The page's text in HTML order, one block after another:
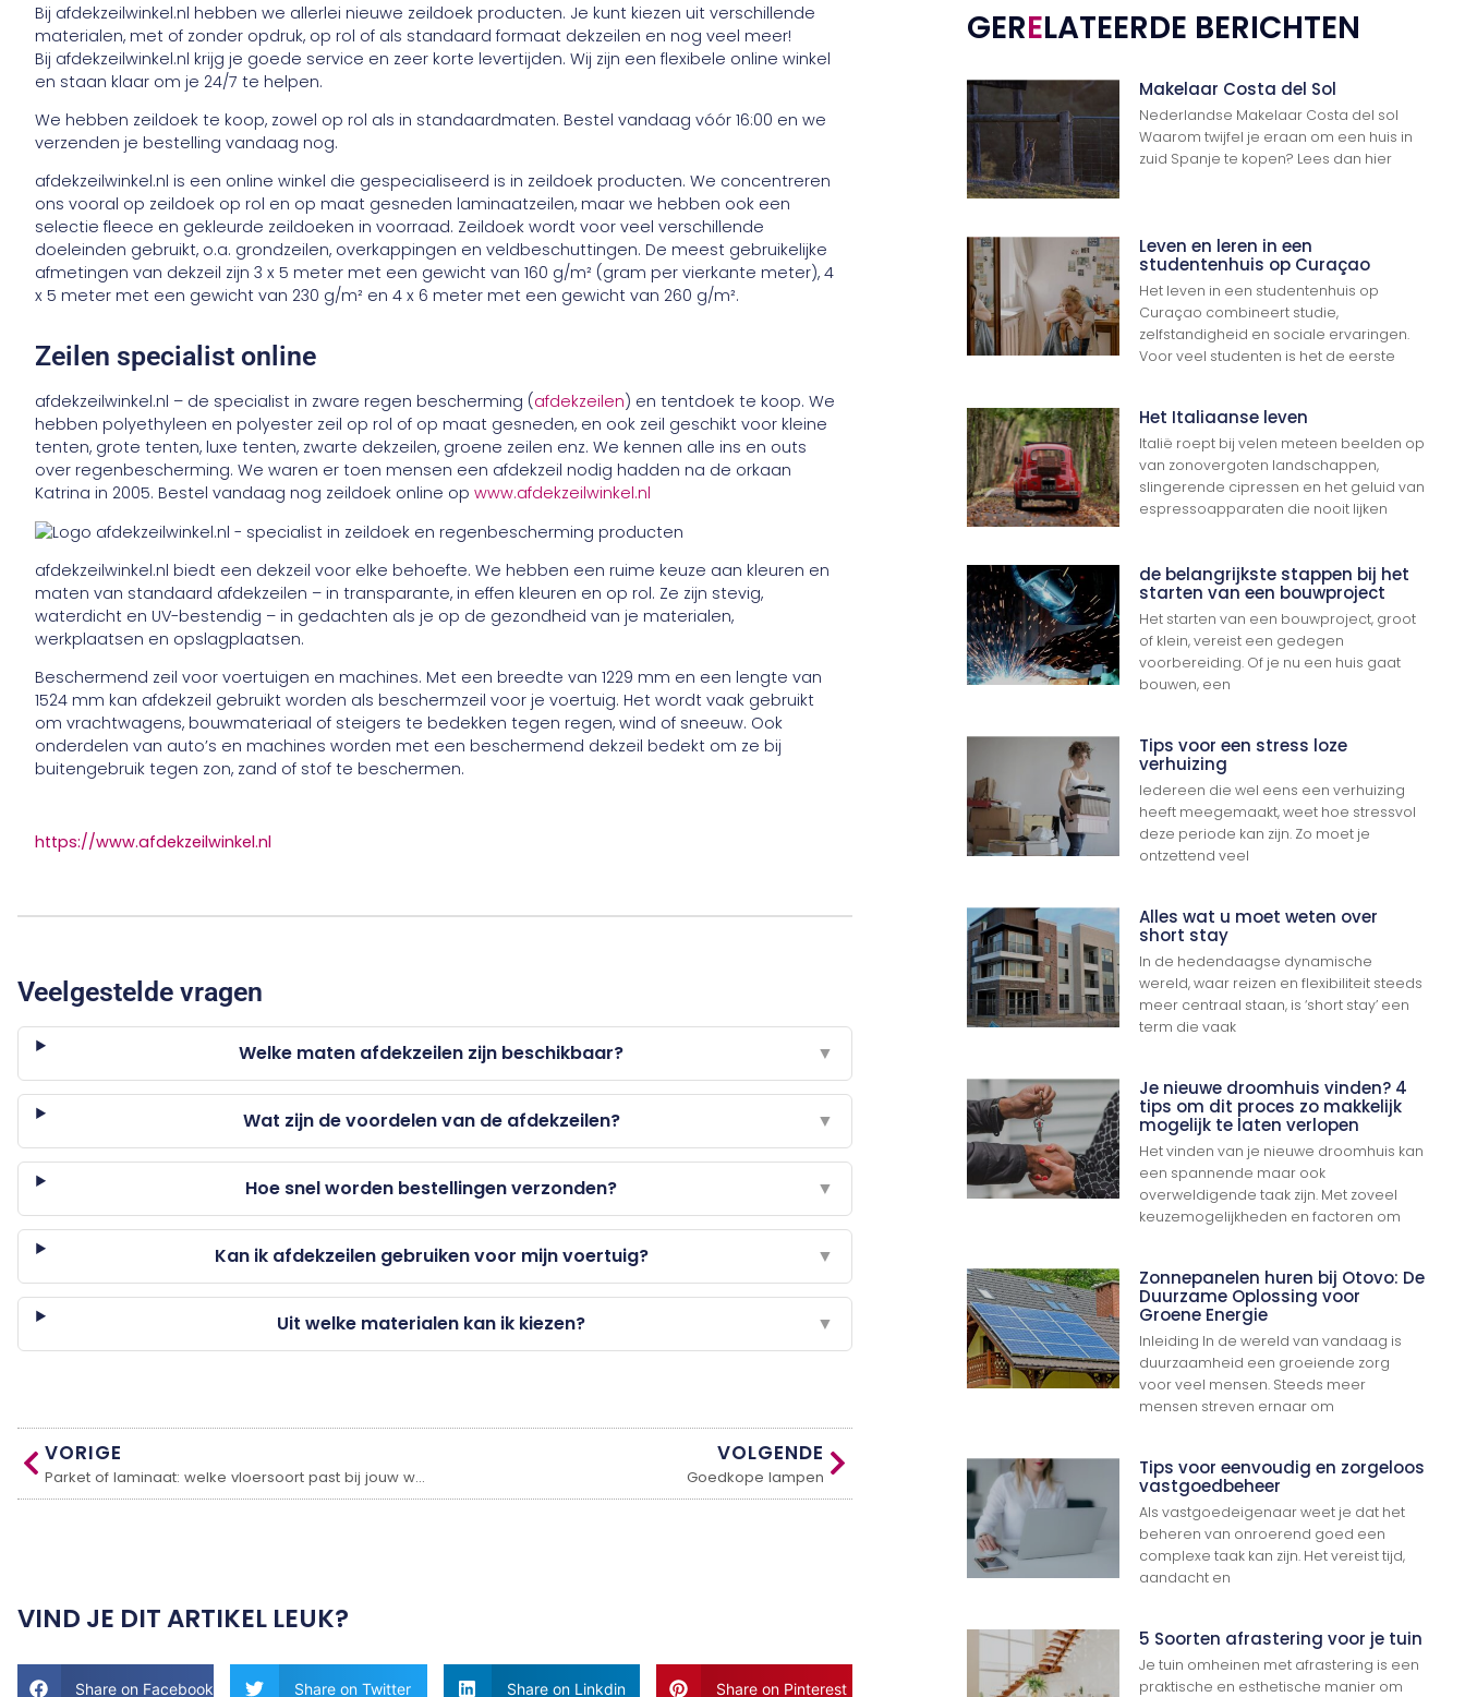
Ga Naar Boven
Bij afdekzeilwinkel.nl hebben we allerlei nieuwe zeildoek producten. Je kunt kiezen uit verschillende
materialen, met of zonder opdruk, op rol of als standaard formaat dekzeilen en nog veel meer!
Bij afdekzeilwinkel.nl krijg je goede service en zeer korte levertijden. Wij zijn een flexibele online winkel
en staan klaar om je 24/7 te helpen.
We hebben zeildoek te koop, zowel op rol als in standaardmaten. Bestel vandaag vóór 16:00 en we
verzenden je bestelling vandaag nog.
afdekzeilwinkel.nl is een online winkel die gespecialiseerd is in zeildoek producten. We concentreren
ons vooral op zeildoek op rol en op maat gesneden laminaatzeilen, maar we hebben ook een
selectie fleece en gekleurde zeildoeken in voorraad. Zeildoek wordt voor veel verschillende
doeleinden gebruikt, o.a. grondzeilen, overkappingen en veldbeschuttingen. De meest gebruikelijke
afmetingen van dekzeil zijn 3 x 5 meter met een gewicht van 160 g/m² (gram per vierkante meter), 4
x 5 meter met een gewicht van 230 g/m² en 4 x 6 meter met een gewicht van 260 g/m².
Zeilen specialist online
afdekzeilwinkel.nl – de specialist in zware regen bescherming (afdekzeilen) en tentdoek te koop. We
hebben polyethyleen en polyester zeil op rol of op maat gesneden, en ook zeil geschikt voor kleine
tenten, grote tenten, luxe tenten, zwarte dekzeilen, groene zeilen enz. We kennen alle ins en outs
over regenbescherming. We waren er toen mensen een afdekzeil nodig hadden na de orkaan
Katrina in 2005. Bestel vandaag nog zeildoek online opwww.afdekzeilwinkel.nl
afdekzeilwinkel.nl biedt een dekzeil voor elke behoefte. We hebben een ruime keuze aan kleuren en
maten van standaard afdekzeilen – in transparante, in effen kleuren en op rol. Ze zijn stevig,
waterdicht en UV-bestendig – in gedachten als je op de gezondheid van je materialen,
werkplaatsen en opslagplaatsen.
Beschermend zeil voor voertuigen en machines. Met een breedte van 1229 mm en een lengte van
1524 mm kan afdekzeil gebruikt worden als beschermzeil voor je voertuig. Het wordt vaak gebruikt
om vrachtwagens, bouwmateriaal of steigers te bedekken tegen regen, wind of sneeuw. Ook
onderdelen van auto’s en machines worden met een beschermend dekzeil bedekt om ze bij
buitengebruik tegen zon, zand of stof te beschermen.
https://www.afdekzeilwinkel.nl
Veelgestelde vragen
Welke maten afdekzeilen zijn beschikbaar? ▼
Wat zijn de voordelen van de afdekzeilen? ▼
Hoe snel worden bestellingen verzonden? ▼
Kan ik afdekzeilen gebruiken voor mijn voertuig? ▼
Uit welke materialen kan ik kiezen? ▼
VORIGE
Parket of laminaat: welke vloersoort past bij jouw woning?
VOLGENDE
Goedkope lampen
VIND JE DIT ARTIKEL LEUK?
Share on Facebook Share on Twitter Share on Linkdin Share on Pinterest
GERELATEERDE BERICHTEN
Makelaar Costa del Sol
Nederlandse Makelaar Costa del sol
Waarom twijfel je eraan om een huis in
zuid Spanje te kopen? Lees dan hier
Leven en leren in een
studentenhuis op Curaçao
Het leven in een studentenhuis op
Curaçao combineert studie,
zelfstandigheid en sociale ervaringen.
Voor veel studenten is het de eerste
Het Italiaanse leven
Italië roept bij velen meteen beelden op
van zonovergoten landschappen,
slingerende cipressen en het geluid van
espressoapparaten die nooit lijken
de belangrijkste stappen bij het
starten van een bouwproject
Het starten van een bouwproject, groot
of klein, vereist een gedegen
voorbereiding. Of je nu een huis gaat
bouwen, een
Tips voor een stress loze
verhuizing
Iedereen die wel eens een verhuizing
heeft meegemaakt, weet hoe stressvol
deze periode kan zijn. Zo moet je
ontzettend veel
Alles wat u moet weten over
short stay
In de hedendaagse dynamische
wereld, waar reizen en flexibiliteit steeds
meer centraal staan, is ‘short stay’ een
term die vaak
Je nieuwe droomhuis vinden? 4
tips om dit proces zo makkelijk
mogelijk te laten verlopen
Het vinden van je nieuwe droomhuis kan
een spannende maar ook
overweldigende taak zijn. Met zoveel
keuzemogelijkheden en factoren om
Zonnepanelen huren bij Otovo: De
Duurzame Oplossing voor
Groene Energie
Inleiding In de wereld van vandaag is
duurzaamheid een groeiende zorg
voor veel mensen. Steeds meer
mensen streven ernaar om
Tips voor eenvoudig en zorgeloos
vastgoedbeheer
Als vastgoedeigenaar weet je dat het
beheren van onroerend goed een
complexe taak kan zijn. Het vereist tijd,
aandacht en
5 Soorten afrastering voor je tuin
Je tuin omheinen met afrastering is een
praktische en esthetische manier om